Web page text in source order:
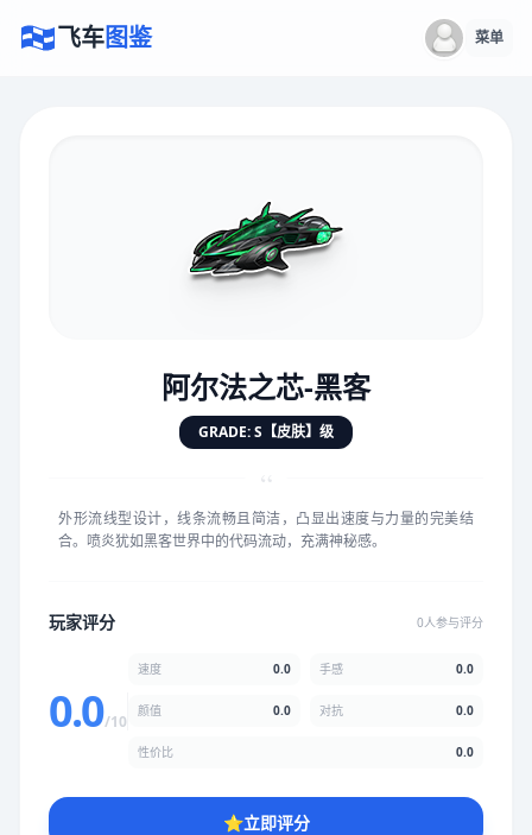
飞车图鉴 菜单
阿尔法之芯-黑客
GRADE: S【皮肤】级
“
外形流线型设计，线条流畅且简洁，凸显出速度与力量的完美结
合。喷炎犹如黑客世界中的代码流动，充满神秘感。
玩家评分 0人参与评分
0.0/10
速度 0.0 手感 0.0
颜值 0.0 对抗 0.0
性价比 0.0
⭐立即评分
★★★★★★★★
手感 5.0分
★★ ★ ★
性价比
★★★★★★★★★★